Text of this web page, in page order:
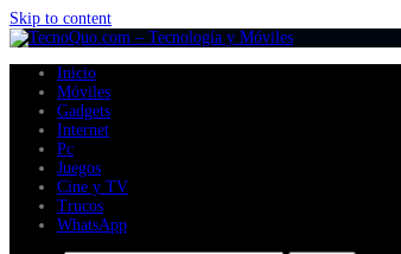
Skip to content
Inicio
Móviles
Gadgets
Internet
Pc
Juegos
Cine y TV
Trucos
WhatsApp